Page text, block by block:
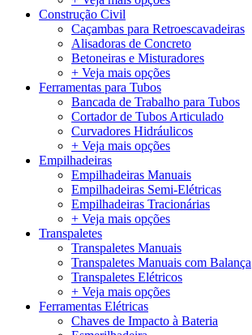
Construção Civil
Caçambas para Retroescavadeiras
Alisadoras de Concreto
Betoneiras e Misturadores
+ Veja mais opções
Ferramentas para Tubos
Bancada de Trabalho para Tubos
Cortador de Tubos Articulado
Curvadores Hidráulicos
+ Veja mais opções
Empilhadeiras
Empilhadeiras Manuais
Empilhadeiras Semi-Elétricas
Empilhadeiras Tracionárias
+ Veja mais opções
Transpaletes
Transpaletes Manuais
Transpaletes Manuais com Balança
Transpaletes Elétricos
+ Veja mais opções
Ferramentas Elétricas
Chaves de Impacto à Bateria